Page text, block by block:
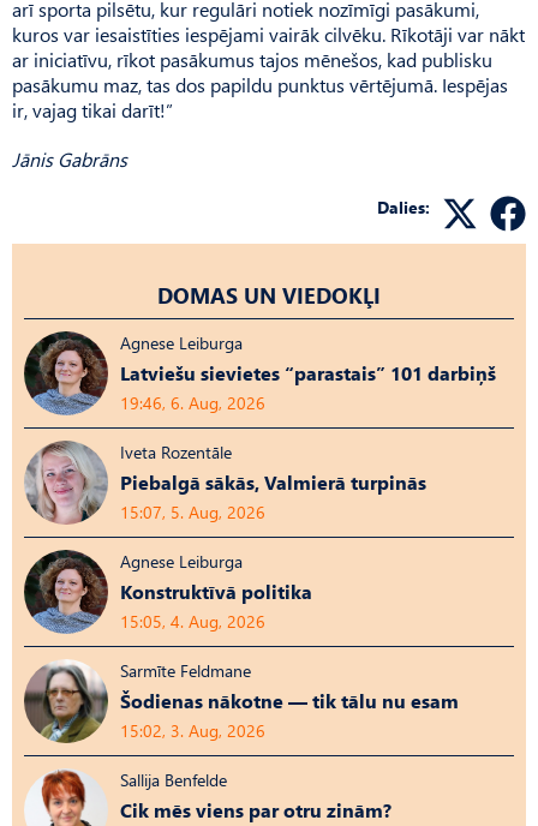
arī sporta pilsētu, kur regulāri notiek nozīmīgi pasākumi,
kuros var iesaistīties iespējami vairāk cilvēku. Rīkotāji var nākt
ar iniciatīvu, rīkot pasākumus tajos mēnešos, kad publisku
pasākumu maz, tas dos papildu punktus vērtējumā. Iespējas
ir, vajag tikai darīt!”
Jānis Gabrāns
Dalies:
DOMAS UN VIEDOKĻI
Agnese Leiburga
Latviešu sievietes “parastais” 101 darbiņš
19:46, 6. Aug, 2026
Iveta Rozentāle
Piebalgā sākās, Valmierā turpinās
15:07, 5. Aug, 2026
Agnese Leiburga
Konstruktīvā politika
15:05, 4. Aug, 2026
Sarmīte Feldmane
Šodienas nākotne — tik tālu nu esam
15:02, 3. Aug, 2026
Sallija Benfelde
Cik mēs viens par otru zinām?